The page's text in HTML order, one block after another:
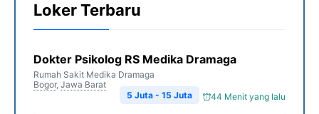
Loker Terbaru
Dokter Psikolog RS Medika Dramaga
Rumah Sakit Medika Dramaga
Bogor, Jawa Barat
44 Menit yang lalu
5 Juta - 15 Juta